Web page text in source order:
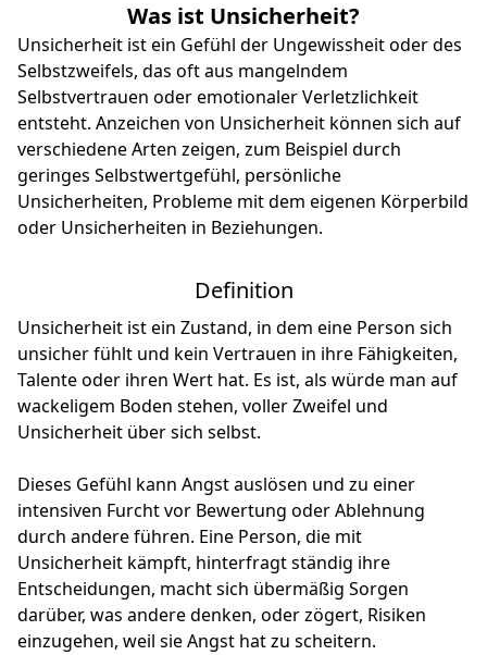
Was ist Unsicherheit?
Unsicherheit ist ein Gefühl der Ungewissheit oder des
Selbstzweifels, das oft aus mangelndem
Selbstvertrauen oder emotionaler Verletzlichkeit
entsteht. Anzeichen von Unsicherheit können sich auf
verschiedene Arten zeigen, zum Beispiel durch
geringes Selbstwertgefühl, persönliche
Unsicherheiten, Probleme mit dem eigenen Körperbild
oder Unsicherheiten in Beziehungen.
Definition
Unsicherheit ist ein Zustand, in dem eine Person sich
unsicher fühlt und kein Vertrauen in ihre Fähigkeiten,
Talente oder ihren Wert hat. Es ist, als würde man auf
wackeligem Boden stehen, voller Zweifel und
Unsicherheit über sich selbst.
Dieses Gefühl kann Angst auslösen und zu einer
intensiven Furcht vor Bewertung oder Ablehnung
durch andere führen. Eine Person, die mit
Unsicherheit kämpft, hinterfragt ständig ihre
Entscheidungen, macht sich übermäßig Sorgen
darüber, was andere denken, oder zögert, Risiken
einzugehen, weil sie Angst hat zu scheitern.